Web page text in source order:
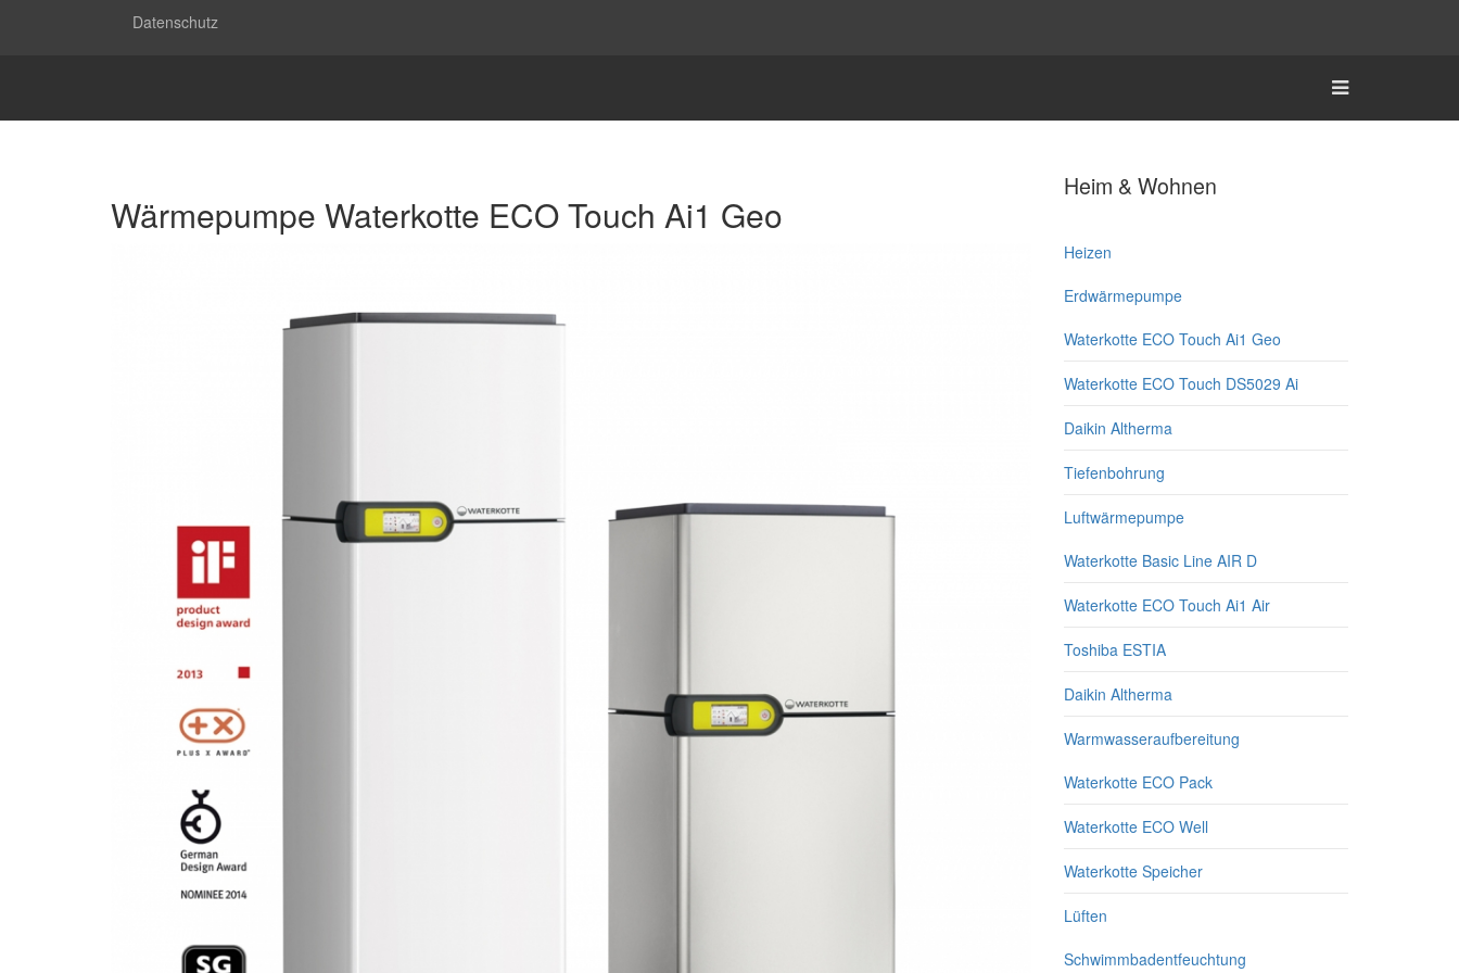
Datenschutz
Wärmepumpe Waterkotte ECO Touch Ai1 Geo
Heim & Wohnen
Heizen
Erdwärmepumpe
Waterkotte ECO Touch Ai1 Geo
Waterkotte ECO Touch DS5029 Ai
Daikin Altherma
Tiefenbohrung
Luftwärmepumpe
Waterkotte Basic Line AIR D
Waterkotte ECO Touch Ai1 Air
Toshiba ESTIA
Daikin Altherma
Warmwasseraufbereitung
Waterkotte ECO Pack
Waterkotte ECO Well
Waterkotte Speicher
Lüften
Schwimmbadentfeuchtung